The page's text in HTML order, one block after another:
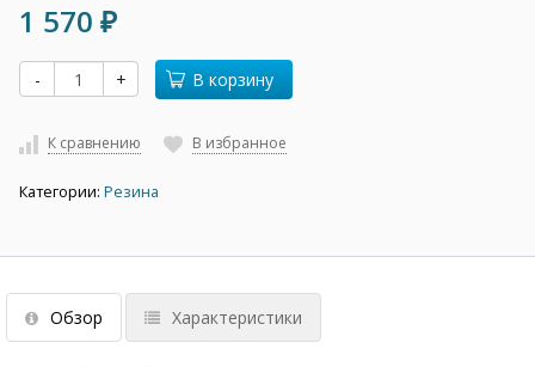
1 570 ₽
- + В корзину
К сравнению В избранное
Категории: Резина
Обзор Характеристики